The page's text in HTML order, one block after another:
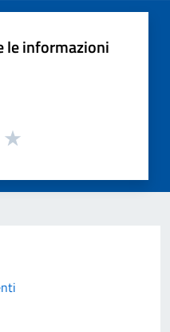
le informazioni